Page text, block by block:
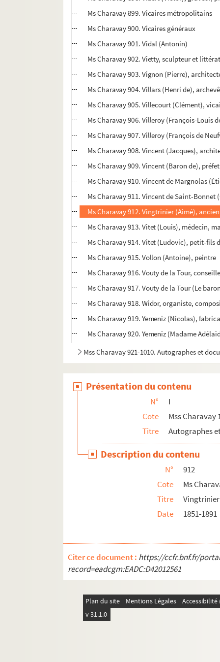
Ms Charavay 899. Vicaires métropolitains
Ms Charavay 900. Vicaires généraux
Ms Charavay 901. Vidal (Antonin)
Ms Charavay 902. Vietty, sculpteur et
Ms Charavay 903. Vignon (Pierre),
Ms Charavay 904. Villars (Henri de),
Ms Charavay 905. Villecourt (Clément),
Ms Charavay 906. Villeroy (François-Louis
Ms Charavay 907. Villeroy (François de
Ms Charavay 908. Vincent (Jacques),
Ms Charavay 909. Vincent (Baron de),
Ms Charavay 910. Vincent de Margnolas
Ms Charavay 911. Vincent de Saint-
Ms Charavay 912. Vingtrinier (Aimé),
Ms Charavay 913. Vitet (Louis), médecin,
Ms Charavay 914. Vitet (Ludovic), petit-fils
Ms Charavay 915. Vollon (Antoine), peintre
Ms Charavay 916. Vouty de la Tour,
Ms Charavay 917. Vouty de la Tour (Le
Ms Charavay 918. Widor, organiste,
Ms Charavay 919. Yemeniz (Nicolas),
Ms Charavay 920. Yemeniz (Madame
Mss Charavay 921-1010. Autographes et
Présentation du contenu
N°
I
Cote
Mss Charavay
Titre
Autographes
Description du contenu
N°
912
Cote
Ms
Titre
Date
1851-1891
Citer ce document : https://ccfr.bnf.fr/
record=eadcgm:EADC:D42012561
Plan du site Mentions Légales
v 31.1.0